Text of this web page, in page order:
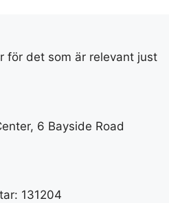
för det som är relevant just
6 Bayside Road
131204